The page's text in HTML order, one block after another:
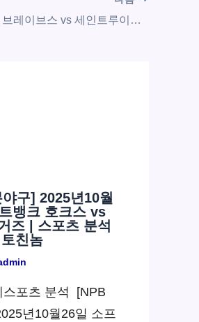
[MLB 메이저리그] 7월1일 애틀랜타 브레이브스 vs 세인트루이스 카디널스 | 스포츠 분석 무료 중계 토친놈
구] 2025년10월
뱅크 호크스 vs
즈 | 스포츠 분석
친놈
포츠 분석 ​ [NPB
년10월26일 소프